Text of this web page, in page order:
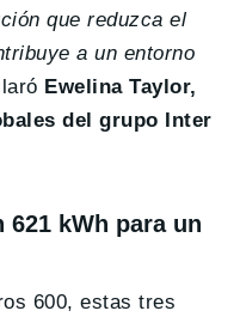
que reduzca el
a un entorno
Ewelina Taylor,
del grupo Inter
621 kWh para un
600, estas tres